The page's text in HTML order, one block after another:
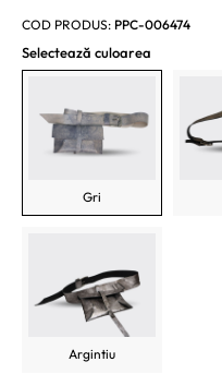
COD PRODUS: PPC-006474
Selectează culoarea
Gri
Argintiu